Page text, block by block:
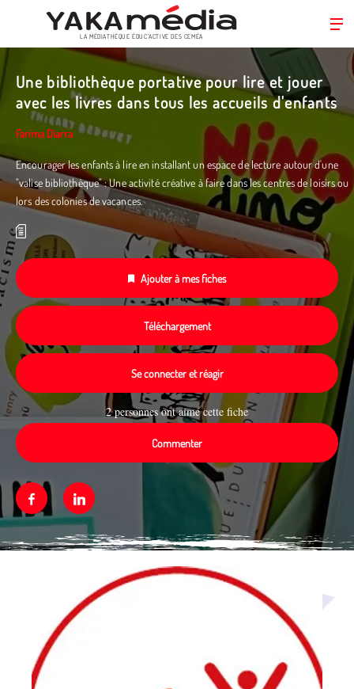
Aller
au
principal
LA MÉDIATHÈQUE ÉDUC’ACTIVE DES CEMÉA
Une bibliothèque portative pour lire et jouer
avec les livres dans tous les accueils d'enfants
Farima Diarra
Encourager les enfants à lire en installant un espace de lecture autour d'une
"valise bibliothèque" : Une activité créative à faire dans les centres de loisirs ou
lors des colonies de vacances.
Ajouter à mes fiches
Téléchargement
Se connecter et réagir
2 personnes ont aimé cette fiche
Commenter
FacebookLinkedin